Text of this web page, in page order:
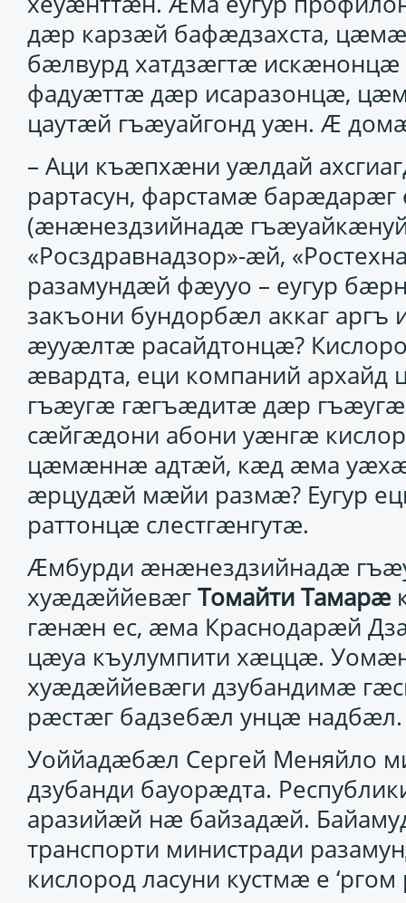
дӕр карзӕй бафӕдзахста,
бӕлвурд хатдзӕгтӕ
фадуӕттӕ дӕр исаразонцӕ,
цаутӕй гъӕуайгонд уӕн. Ӕ
– Аци къӕпхӕни уӕлдай
рартасун, фарстамӕ
(ӕнӕнездзийнадӕ
«Росздравнадзор»-ӕй,
разамундӕй фӕууо – еугур
закъони бундорбӕл аккаг
ӕууӕлтӕ расайдтонцӕ?
ӕвардта, еци компаний
гъӕугӕ гӕгъӕдитӕ дӕр
сӕйгӕдони абони уӕнгӕ
цӕмӕннӕ адтӕй, кӕд ӕма
ӕрцудӕй мӕйи размӕ? Еугур
раттонцӕ слестгӕнгутӕ.
Ӕмбурди ӕнӕнездзийнадӕ
хуӕдӕййевӕгТомайти Тамарӕ
гӕнӕн ес, ӕма Краснодарӕй
цӕуа къулумпити хӕццӕ.
хуӕдӕййевӕги дзубандимӕ
рӕстӕг бадзебӕл унцӕ надбӕл.
Уоййадӕбӕл Сергей Меняйло
дзубанди бауорӕдта.
аразийӕй нӕ байзадӕй.
транспорти министради
кислород ласуни кустмӕ е ‘ргом